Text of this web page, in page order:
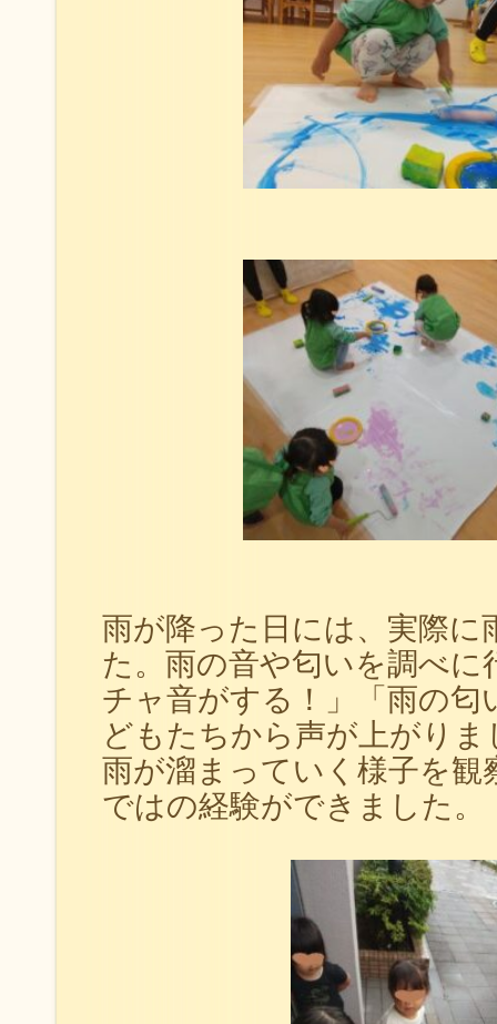
雨が降った日には、実際に
た。雨の音や匂いを調べに
チャ音がする！」「雨の匂
どもたちから声が上がり
雨が溜まっていく様子を観
ではの経験ができました。